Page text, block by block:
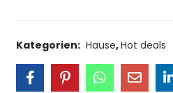
Kategorien: Hause,Hot deals